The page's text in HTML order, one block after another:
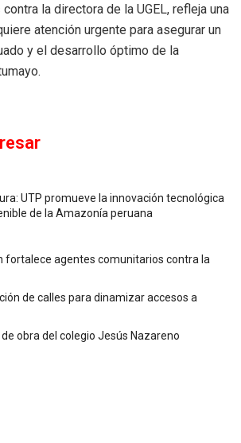
la directora de la UGEL, refleja una
atención urgente para asegurar un
y el desarrollo óptimo de la
UTP promueve la innovación tecnológica
de la Amazonía peruana
fortalece agentes comunitarios contra la
de calles para dinamizar accesos a
obra del colegio Jesús Nazareno